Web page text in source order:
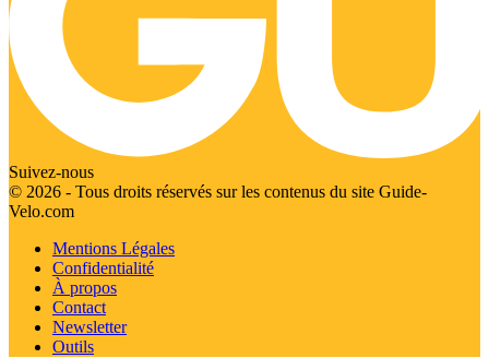
Suivez-nous
© 2026 - Tous droits réservés sur les contenus du site Guide-
Velo.com
Mentions Légales
Confidentialité
À propos
Contact
Newsletter
Outils